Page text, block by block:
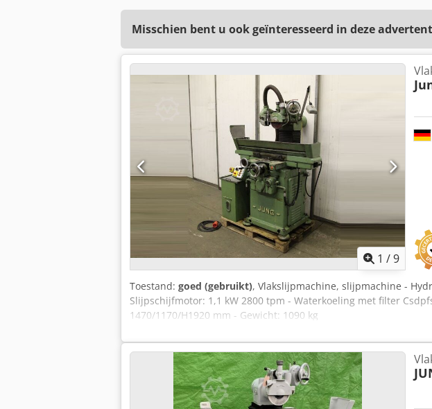
Misschien bent u ook geïnteresseerd in deze
1 /9
Toestand: goed (gebruikt), Vlakslijpmachine, slijpmachine -
Slijpschijfmotor: 1,1 kW 2800 tpm - Waterkoeling met filter
1470/1170/H1920 mm - Gewicht: 1090 kg